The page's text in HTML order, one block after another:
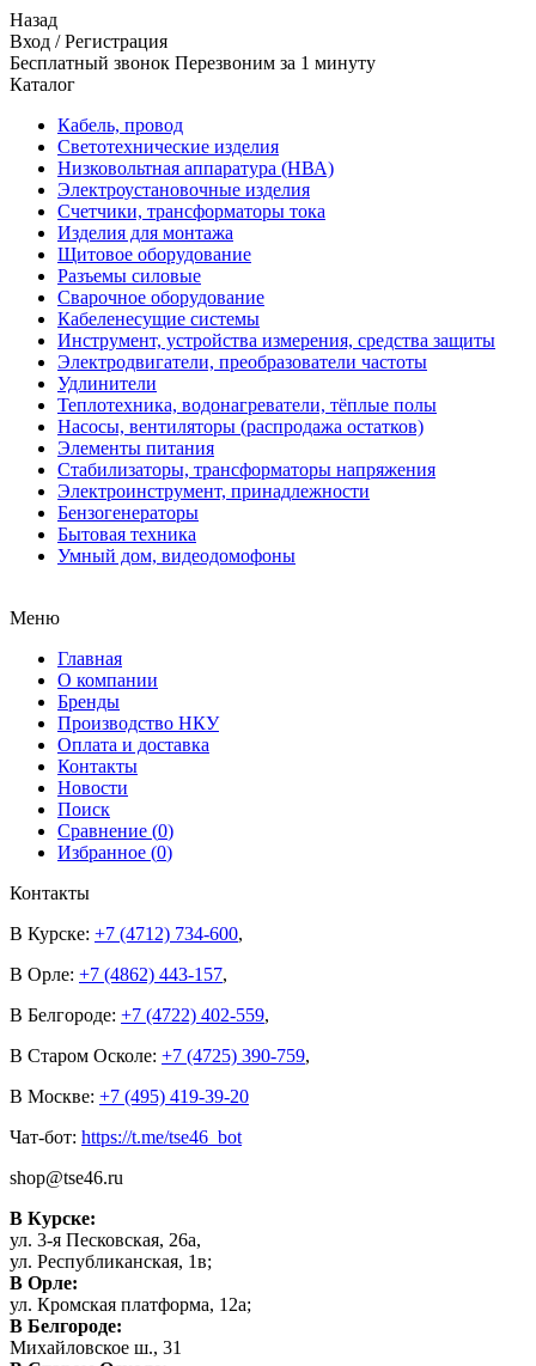
Назад
Вход /Регистрация
Бесплатный звонок Перезвоним за 1 минуту
Каталог
Кабель, провод
Светотехнические изделия
Низковольтная аппаратура (НВА)
Электроустановочные изделия
Счетчики, трансформаторы тока
Изделия для монтажа
Щитовое оборудование
Разъемы силовые
Сварочное оборудование
Кабеленесущие системы
Инструмент, устройства измерения, средства защиты
Электродвигатели, преобразователи частоты
Удлинители
Теплотехника, водонагреватели, тёплые полы
Насосы, вентиляторы (распродажа остатков)
Элементы питания
Стабилизаторы, трансформаторы напряжения
Электроинструмент, принадлежности
Бензогенераторы
Бытовая техника
Умный дом, видеодомофоны
Меню
Главная
О компании
Бренды
Производство НКУ
Оплата и доставка
Контакты
Новости
Поиск
Сравнение (0)
Избранное (0)
Контакты
В Курске: +7 (4712) 734-600,
В Орле: +7 (4862) 443-157,
В Белгороде: +7 (4722) 402-559,
В Старом Осколе: +7 (4725) 390-759,
В Москве: +7 (495) 419-39-20
Чат-бот: https://t.me/tse46_bot
shop@tse46.ru
В Курске:
ул. 3-я Песковская, 26а,
ул. Республиканская, 1в;
В Орле:
ул. Кромская платформа, 12а;
В Белгороде:
Михайловское ш., 31